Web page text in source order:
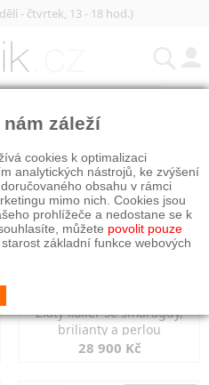
- čtvrtek, 13 - 18 hod.)
Zlatý kolier se smaragdy,
brilianty a perlou
28 900 Kč
záleží
cookies k optimalizaci
analytických nástrojů, ke zvýšení
obsahu v rámci
mimo nich. Cookies jsou
prohlížeče a nedostane se k
můžete povolit pouze
základní funkce webových